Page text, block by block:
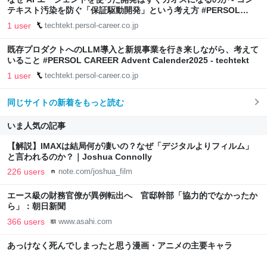
テキスト汚染を防ぐ「保証駆動開発」という考え方 #PERSOL
CAREER Advent Calender2025 - techtekt
1 user techtekt.persol-career.co.jp
既存プロダクトへのLLM導入と新規事業を行き来しながら、考えて
いること #PERSOL CAREER Advent Calender2025 - techtekt
1 user techtekt.persol-career.co.jp
同じサイトの新着をもっと読む
いま人気の記事
【解説】IMAXは結局何が凄いの？なぜ「デジタルよりフィルム」
と言われるのか？｜Joshua Connolly
226 users note.com/joshua_film
エース級の財務官僚が異例転出へ 官邸幹部「協力的でなかったか
ら」：朝日新聞
366 users www.asahi.com
あっけなく死んでしまったと思う漫画・アニメの主要キャラ